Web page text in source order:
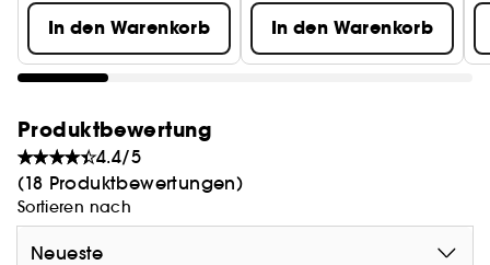
In den Warenkorb In den Warenkorb
Produktbewertung
4.4/5
(18 Produktbewertungen)
Sortieren nach
Neueste